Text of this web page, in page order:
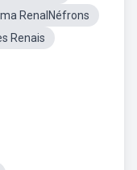
RenalNéfrons
Renais